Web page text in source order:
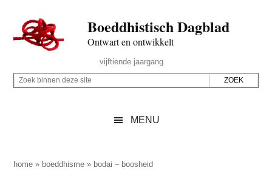
naar
de
inhoud
secondary
naar
de
sidebar
naar
de
Boeddhistisch Dagblad
Ontwart en ontwikkelt
Rechts
vijftiende jaargang
Z
p
Z
i
MENU
home » boeddhisme » bodai – boosheid